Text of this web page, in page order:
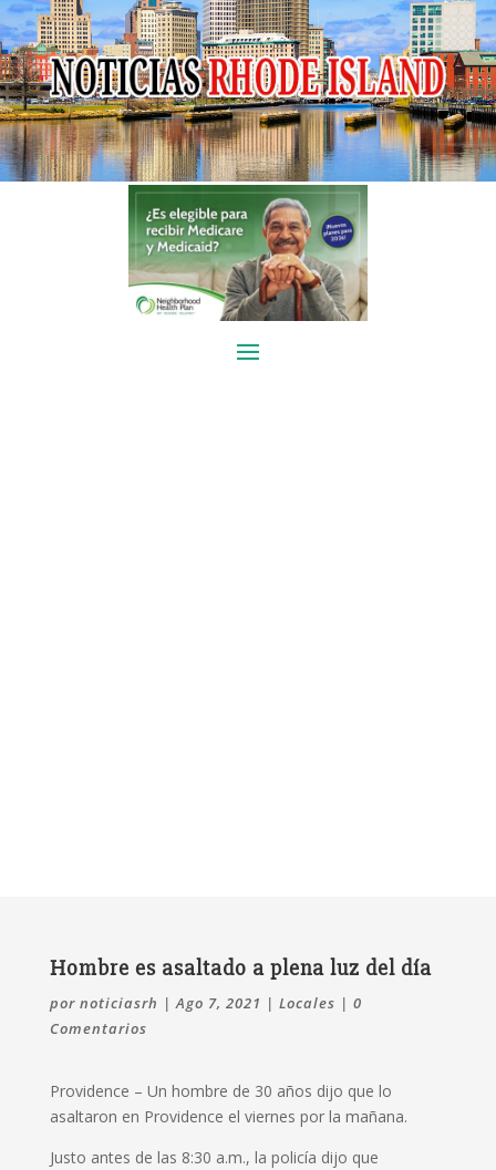
Hombre es asaltado a plena luz del día
por noticiasrh | Ago 7, 2021 | Locales | 0
Comentarios
Providence – Un hombre de 30 años dijo que lo
asaltaron en Providence el viernes por la mañana.
Justo antes de las 8:30 a.m., la policía dijo que